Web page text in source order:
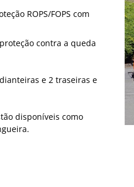
ROPS/FOPS com
contra a queda
e 2 traseiras e
disponíveis como